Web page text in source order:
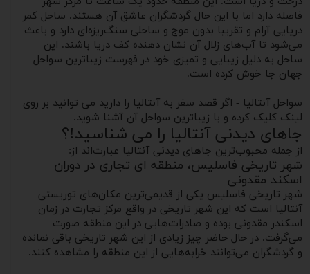
فاصله دارد اما با این حال گردشگران عاشق آن هستند. ساحل کمر
دریایی آرام و تقریبا بدون موج و ساحلی سنگ‌ریزه‌ای دارد و باعث
می‌شود تا آب‌های زلال آن نشان دهنده کف دریا باشند. این
ساحل به دلیل زیبایی و تمیزی خود در فهرست زیباترین سواحل
جهان جا خوش کرده است.
سواحل آنتالیا - اگر قصد سفر به آنتالیا را دارید می توانید بر روی
لینک کلیک کرده و با زیباترین سواحل آن آشنا شوید.
جاهای دیدنی آنتالیا را می شناسید!؟
از جمله محبوب‌ترین جاهای دیدنی آنتالیا عبارت‌اند از:
شهر تاریخی فاسلیس، منطقه ای تجاری در دوران
اسکند مقدونی
شهر تاریخی فاسلیس یکی از قدیمی‌ترین مکان‌های توریستی
آنتالیا است که این شهر تاریخی در واقع مرکز تجارت در زمان
اسکندر مقدونی بوده و صادرات‌هایی در این منطقه صورت
می‌گرفت. در حال حاضر چیز زیادی از این شهر تاریخی باقی نمانده
و گردشگران می‌توانند خرابه‌هایی از این منطقه را مشاهده کنند.